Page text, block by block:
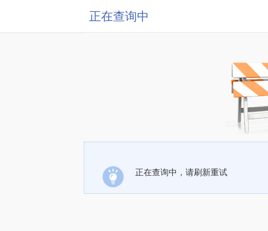
正在查询中
正在查询中，请刷新重试